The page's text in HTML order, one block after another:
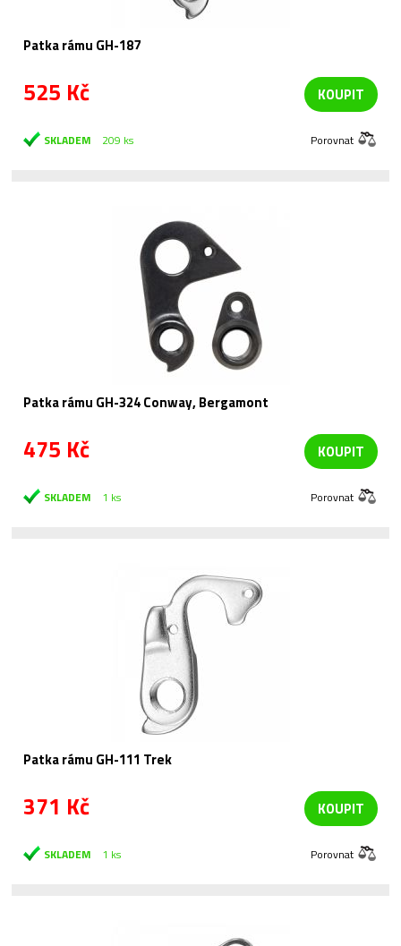
Patka rámu GH-187
525 Kč KOUPIT
SKLADEM 209 ks Porovnat
Patka rámu GH-324 Conway, Bergamont
475 Kč KOUPIT
SKLADEM 1 ks Porovnat
Patka rámu GH-111 Trek
371 Kč KOUPIT
SKLADEM 1 ks Porovnat